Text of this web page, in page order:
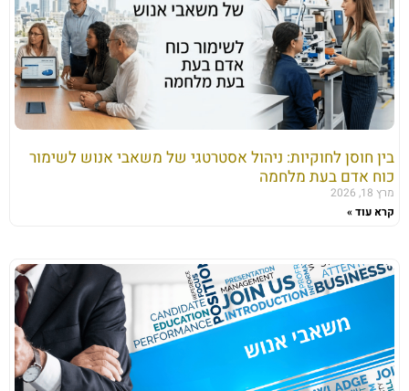
בין חוסן לחוקיות: ניהול אסטרטגי של משאבי אנוש לשימור
כוח אדם בעת מלחמה
מרץ 18, 2026
קרא עוד »